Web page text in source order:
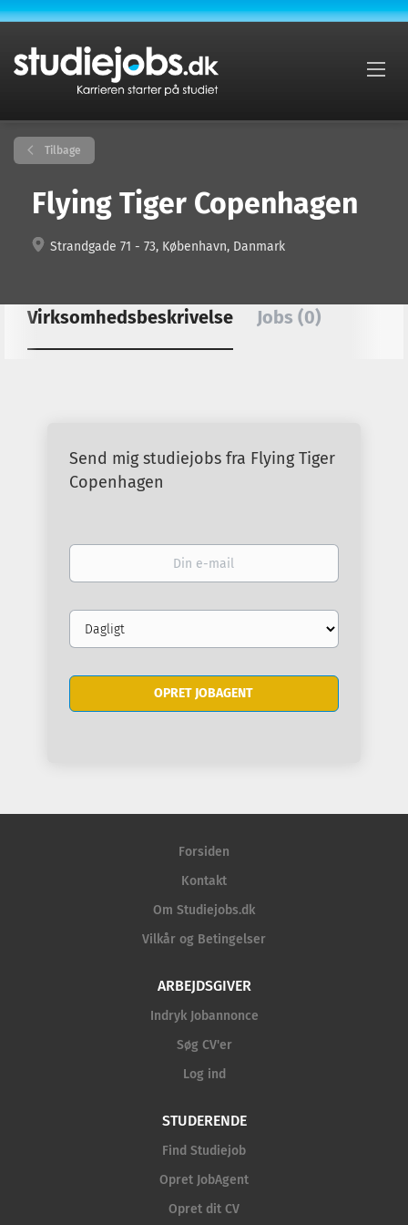
Tilbage
Flying Tiger Copenhagen
Strandgade 71 - 73, København, Danmark
Virksomhedsbeskrivelse Jobs (0)
Send mig studiejobs fra Flying Tiger
Copenhagen
Din
Email
frequency
Forsiden
Kontakt
Om Studiejobs.dk
Vilkår og Betingelser
ARBEJDSGIVER
Indryk Jobannonce
Søg CV'er
Log ind
STUDERENDE
Find Studiejob
Opret JobAgent
Opret dit CV